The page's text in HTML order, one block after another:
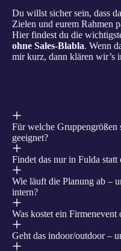
Du willst sicher sein, dass
Zielen und eurem Rahmen
Hier findest du die
ohne Sales-Blabla. Wenn
mir kurz, dann klären wir’s
Für welche Gruppengrößen
geeignet?
Findet das nur in Fulda
Wie läuft die Planung ab –
intern?
Was kostet ein Firmenevent
Geht das indoor/outdoor –